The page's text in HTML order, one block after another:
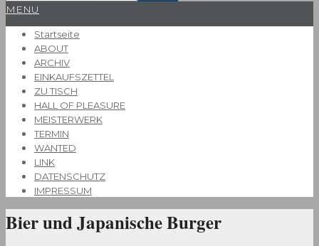
Primary
Menu
MENU
Startseite
ABOUT
ARCHIV
EINKAUFSZETTEL
ZU TISCH
HALL OF PLEASURE
MEISTERWERK
TERMIN
WANTED
LINK
DATENSCHUTZ
IMPRESSUM
Bier und Japanische Burger